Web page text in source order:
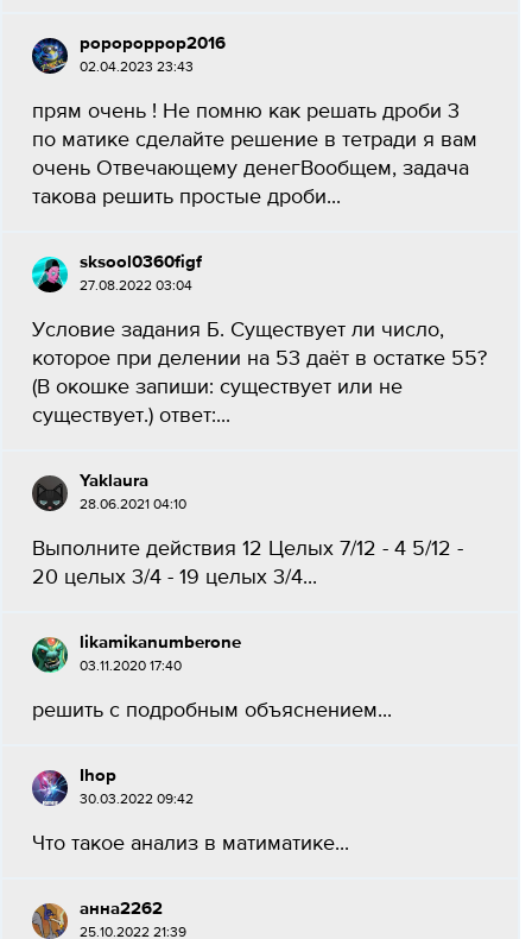
popopoppop2016
02.04.2023 23:43
прям очень ! Не помню как решать дроби 3
по матике сделайте решение в тетради я вам
очень Отвечающему денегВообщем, задача
такова решить простые дроби...
sksool0360figf
27.08.2022 03:04
Условие задания Б. Существует ли число,
которое при делении на 53 даёт в остатке 55?
(В окошке запиши: существует или не
существует.) ответ:...
Yaklaura
28.06.2021 04:10
Выполните действия 12 Целых 7/12 - 4 5/12 -
20 целых 3/4 - 19 целых 3/4...
likamikanumberone
03.11.2020 17:40
решить с подробным объяснением...
Ihop
30.03.2022 09:42
Что такое анализ в матиматике...
анна2262
25.10.2022 21:39